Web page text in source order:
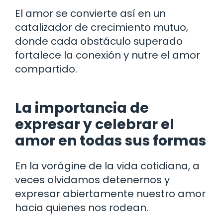
El amor se convierte así en un
catalizador de crecimiento mutuo,
donde cada obstáculo superado
fortalece la conexión y nutre el amor
compartido.
La importancia de
expresar y celebrar el
amor en todas sus formas
En la vorágine de la vida cotidiana, a
veces olvidamos detenernos y
expresar abiertamente nuestro amor
hacia quienes nos rodean.